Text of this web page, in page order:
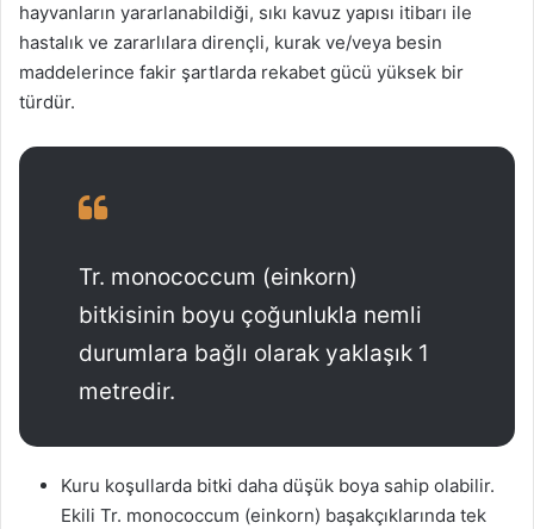
hayvanların yararlanabildiği, sıkı kavuz yapısı itibarı ile
hastalık ve zararlılara dirençli, kurak ve/veya besin
maddelerince fakir şartlarda rekabet gücü yüksek bir
türdür.
Tr. monococcum (einkorn)
bitkisinin boyu çoğunlukla nemli
durumlara bağlı olarak yaklaşık 1
metredir.
Kuru koşullarda bitki daha düşük boya sahip olabilir.
Ekili Tr. monococcum (einkorn) başakçıklarında tek